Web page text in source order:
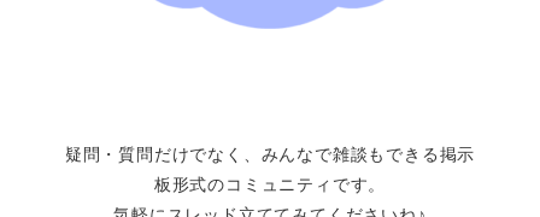
疑問・質問だけでなく、みんなで雑談もできる掲示
板形式のコミュニティです。